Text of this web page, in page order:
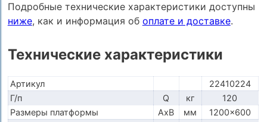
Подробные технические характеристики доступны
ниже, как и информация об оплате и доставке.
Технические характеристики
Артикул
22410224
Г/п
Q кг
120
Размеры платформы
AxB мм
1200x600